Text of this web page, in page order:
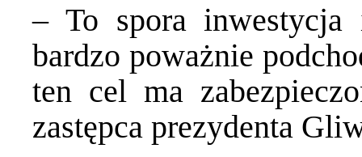
– To spora
bardzo poważnie
ten cel ma
zastępca prezydenta